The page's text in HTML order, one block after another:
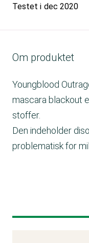
Testet i dec 2020
Om produktet
Youngblood
mascara blackout
stoffer.
Den indeholder
problematisk for